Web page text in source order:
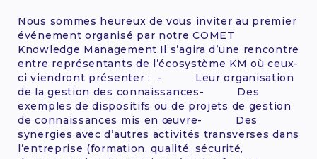
Nous sommes heureux de vous inviter au premier
événement organisé par notre COMET
Knowledge Management.Il s’agira d’une rencontre
entre représentants de l’écosystème KM où ceux-
ci viendront présenter : - Leur organisation
de la gestion des connaissances- Des
exemples de dispositifs ou de projets de gestion
de connaissances mis en œuvre- Des
synergies avec d’autres activités transverses dans
l’entreprise (formation, qualité, sécurité,